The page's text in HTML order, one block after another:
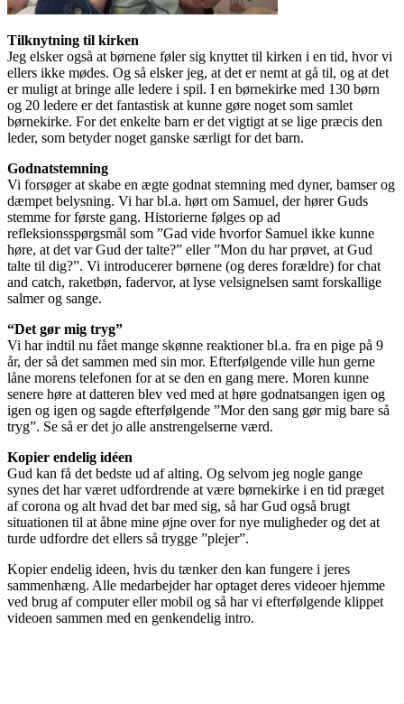
Tilknytning til kirken
Jeg elsker også at børnene føler sig knyttet til kirken i en tid, hvor vi
ellers ikke mødes. Og så elsker jeg, at det er nemt at gå til, og at det
er muligt at bringe alle ledere i spil. I en børnekirke med 130 børn
og 20 ledere er det fantastisk at kunne gøre noget som samlet
børnekirke. For det enkelte barn er det vigtigt at se lige præcis den
leder, som betyder noget ganske særligt for det barn.
Godnatstemning
Vi forsøger at skabe en ægte godnat stemning med dyner, bamser og
dæmpet belysning. Vi har bl.a. hørt om Samuel, der hører Guds
stemme for første gang. Historierne følges op ad
refleksionsspørgsmål som ”Gad vide hvorfor Samuel ikke kunne
høre, at det var Gud der talte?” eller ”Mon du har prøvet, at Gud
talte til dig?”. Vi introducerer børnene (og deres forældre) for chat
and catch, raketbøn, fadervor, at lyse velsignelsen samt forskallige
salmer og sange.
“Det gør mig tryg”
Vi har indtil nu fået mange skønne reaktioner bl.a. fra en pige på 9
år, der så det sammen med sin mor. Efterfølgende ville hun gerne
låne morens telefonen for at se den en gang mere. Moren kunne
senere høre at datteren blev ved med at høre godnatsangen igen og
igen og igen og sagde efterfølgende ”Mor den sang gør mig bare så
tryg”. Se så er det jo alle anstrengelserne værd.
Kopier endelig idéen
Gud kan få det bedste ud af alting. Og selvom jeg nogle gange
synes det har været udfordrende at være børnekirke i en tid præget
af corona og alt hvad det bar med sig, så har Gud også brugt
situationen til at åbne mine øjne over for nye muligheder og det at
turde udfordre det ellers så trygge ”plejer”.
Kopier endelig ideen, hvis du tænker den kan fungere i jeres
sammenhæng. Alle medarbejder har optaget deres videoer hjemme
ved brug af computer eller mobil og så har vi efterfølgende klippet
videoen sammen med en genkendelig intro.